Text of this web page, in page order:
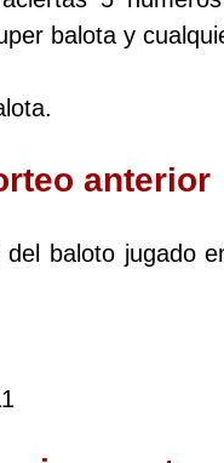
balota y
anterior
baloto jugado